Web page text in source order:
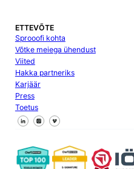
ETTEVÕTE
Sprooofi kohta
Võtke meiega ühendust
Viited
Hakka partneriks
Karjäär
Press
Toetus
Jälgi meid Facebookis
Jälgi meid X
Jälgi meid LinkedInis